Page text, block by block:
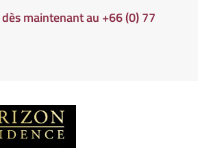
maintenant au +66 (0) 77